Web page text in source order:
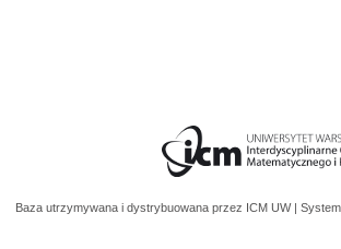
Baza utrzymywana i dystrybuowana przez ICM UW |